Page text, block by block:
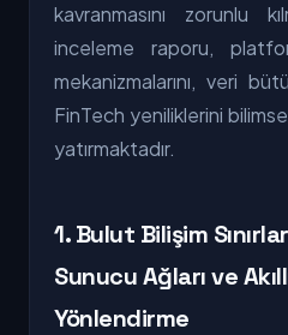
kavranmasını zorunlu
inceleme raporu,
mekanizmalarını, veri
FinTech yeniliklerini
yatırmaktadır.
1. Bulut Bilişim
Sunucu Ağları ve
Yönlendirme